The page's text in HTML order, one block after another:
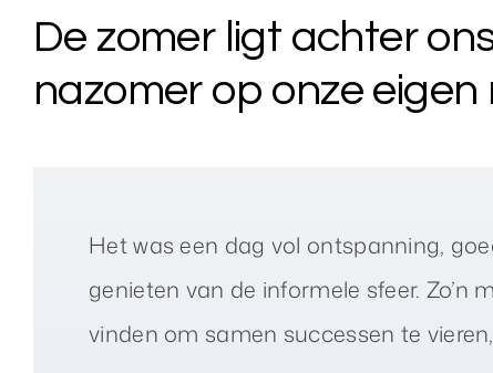
De zomer ligt achter
nazomer op onze
Het was een dag vol ontspanning,
genieten van de informele sfeer.
vinden om samen successen te